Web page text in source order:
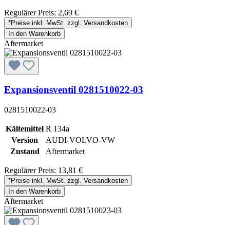
Regulärer Preis: 2,69 €
*Preise inkl. MwSt. zzgl. Versandkosten
In den Warenkorb
Aftermarket
Expansionsventil 0281510022-03
0281510022-03
Kältemittel R 134a
Version
AUDI-VOLVO-VW
Zustand
Aftermarket
Regulärer Preis: 13,81 €
*Preise inkl. MwSt. zzgl. Versandkosten
In den Warenkorb
Aftermarket